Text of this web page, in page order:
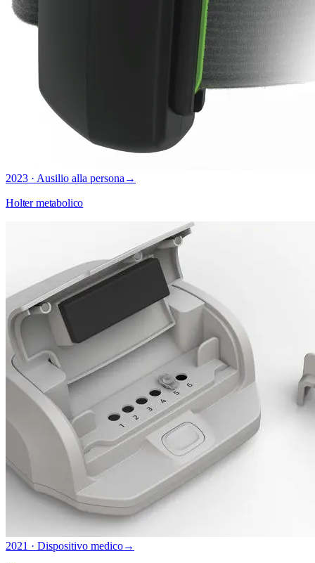
2023 · Ausilio alla persona→
Holter metabolico
2021 · Dispositivo medico→